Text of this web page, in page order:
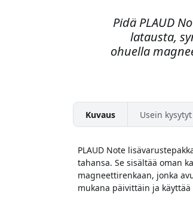
Pidä PLAUD
latausta,
ohuella
Kuvaus Usein
PLAUD Note
tahansa. Se sisältää oman
magneettirenkaan, jonka
mukana päivittäin ja käyttää